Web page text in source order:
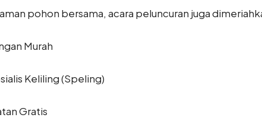
pohon bersama, acara peluncuran juga
Murah
Keliling (Speling)
Gratis